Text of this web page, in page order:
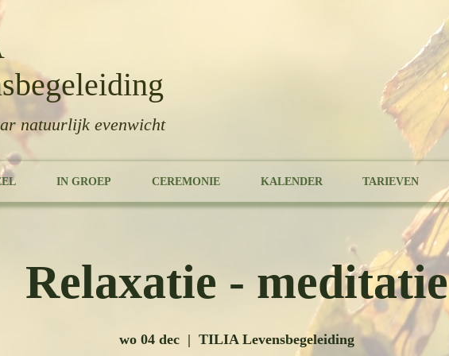
natuurlijk evenwicht
IN GROEP CEREMONIE KALENDER TARIEVEN
Relaxatie - meditatie
wo 04 dec
  |
TILIA Levensbegeleiding